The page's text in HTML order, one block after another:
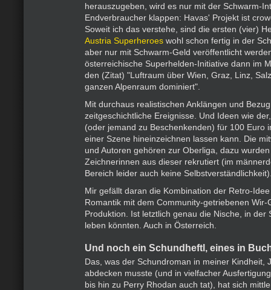
herauszugeben, wird es nur mit der Schwarm-
Endverbraucher klappen: Havas' Projekt ist
Soweit ich das verstehe, sind die ersten (vier)
Austria Superheroes wohl schon fertig in der
aber nur mit Schwarm-Geld veröffentlicht
österreichische Superhelden-Initiative dann im
den (Zitat) "Luftraum über Wien, Graz, Linz,
ganzen Alpenraum dominiert".
Mit durchaus realistischen Anklängen und
zeitgeschichtliche Ereignisse. Und Ideen wie
(oder jemand zu Beschenkenden) für 100 Euro
einer Szene hineinzeichnen lassen kann. Die
und Autoren gehören zur Oberliga, dazu
Zeichnerinnen aus dieser rekrutiert (im
Bereich leider auch keine
Mir gefällt daran die Kombination der Retro-
Romantik mit dem Community-getriebenen Wir-
Produktion. Ist letztlich genau die Nische, in der
leben könnten. Auch in Österreich.
Und noch ein Schundheftl, eines in
Das, was der Schundroman in meiner Kindheit,
abdecken musste (und in vielfacher
bis hin zu Perry Rhodan auch tat), hat sich